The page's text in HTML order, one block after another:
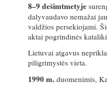
8–9 dešimtmetyje
dalyvaudavo nemažai
valdžios persekiojami.
aktai pogrindinės
Lietuvai atgavus
piligrimystės vieta.
1990 m. duomenimis,